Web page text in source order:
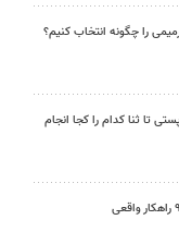
را چگونه انتخاب کنیم؟
تا ثنا کدام را کجا انجام